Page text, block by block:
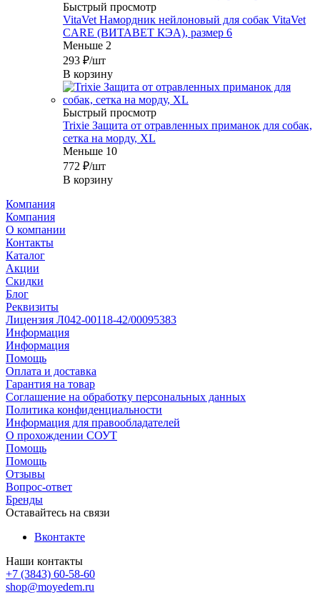
Быстрый просмотр
VitaVet Намордник нейлоновый для собак VitaVet
CARE (ВИТАВЕТ КЭА), размер 6
Меньше 2
293 ₽/шт
В корзину
Быстрый просмотр
Trixie Защита от отравленных приманок для собак,
сетка на морду, XL
Меньше 10
772 ₽/шт
В корзину
Компания
Компания
О компании
Контакты
Каталог
Акции
Скидки
Блог
Реквизиты
Лицензия Л042-00118-42/00095383
Информация
Информация
Помощь
Оплата и доставка
Гарантия на товар
Соглашение на обработку персональных данных
Политика конфиденциальности
Информация для правообладателей
О прохождении СОУТ
Помощь
Помощь
Отзывы
Вопрос-ответ
Бренды
Оставайтесь на связи
Вконтакте
Наши контакты
+7 (3843) 60-58-60
shop@moyedem.ru